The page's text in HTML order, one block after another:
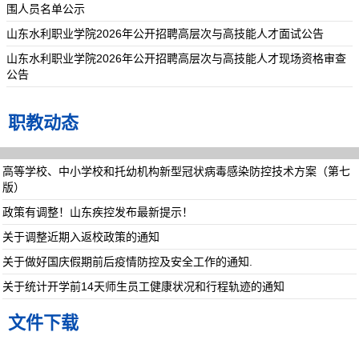
围人员名单公示
山东水利职业学院2026年公开招聘高层次与高技能人才面试公告
山东水利职业学院2026年公开招聘高层次与高技能人才现场资格审查
公告
职教动态
高等学校、中小学校和托幼机构新型冠状病毒感染防控技术方案（第七
版）
政策有调整！山东疾控发布最新提示！
关于调整近期入返校政策的通知
关于做好国庆假期前后疫情防控及安全工作的通知.
关于统计开学前14天师生员工健康状况和行程轨迹的通知
文件下载